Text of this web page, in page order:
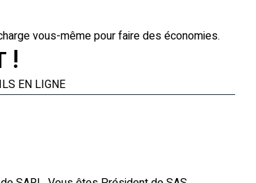
vous-même pour faire des économies.
!
LIGNE